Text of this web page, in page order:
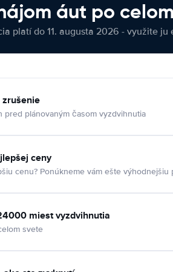
áut po
platí do 11. augusta 2026 - využite ju
pred plánovaným časom vyzdvihnutia
ceny
cenu? Ponúkneme vám ešte výhodnejšiu
miest vyzdvihnutia
svete